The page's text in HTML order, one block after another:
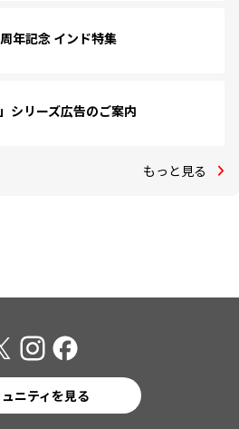
年記念 インド特集
シリーズ広告のご案内
もっと見る
ニティを見る